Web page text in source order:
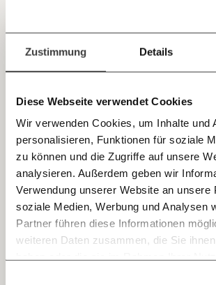
Zustimmung Details
Diese Webseite verwendet Cookies
Wir verwenden Cookies, um Inhalte und
personalisieren, Funktionen für soziale
zu können und die Zugriffe auf unsere
analysieren. Außerdem geben wir
Verwendung unserer Website an unsere
soziale Medien, Werbung und Analysen
Partner führen diese Informationen
weiteren Daten zusammen, die Sie
Immer auf dem
bleiben mit unseren
E-Mail-Newslettern!
Ich werde Fördermitglied* …
Jetzt
einfach
teilen.
E-Mail
Whatsapp
Maßnahmen nach der Signa-
müssen wir verändern?
Kapitalismus